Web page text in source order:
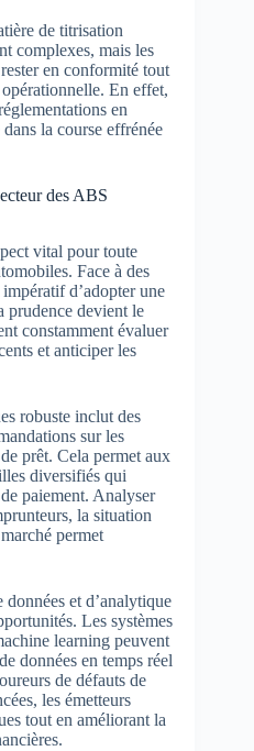
de titrisation
complexes, mais les
en conformité tout
En effet,
en
la course effrénée
des ABS
vital pour toute
Face à des
d’adopter une
prudence devient le
constamment évaluer
et anticiper les
robuste inclut des
sur les
prêt. Cela permet aux
diversifiés qui
paiement. Analyser
la situation
permet
et d’analytique
Les systèmes
learning peuvent
données en temps réel
de défauts de
les émetteurs
tout en améliorant la